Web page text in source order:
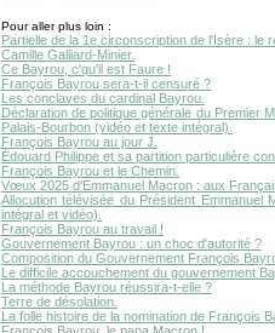
Pour aller plus loin :
Partielle de la 1e circonscription de l'Isère : le
Camille Galliard-Minier.
Ce Bayrou, c'qu'il est Faure !
François Bayrou sera-t-il censuré ?
Les conclaves du cardinal Bayrou.
Déclaration de politique générale du Premier
Palais-Bourbon (vidéo et texte intégral).
François Bayrou au jour J.
Édouard Philippe et sa partition particulière
François Bayrou et le Chemin.
Vœux 2025 d'Emmanuel Macron : aux
Allocution télévisée du Président
intégral et vidéo).
François Bayrou au travail !
Gouvernement Bayrou : un choc d'autorité ?
Composition du Gouvernement François
Le difficile accouchement du gouvernement
La méthode Bayrou réussira-t-elle ?
Terre de désolation.
La folle histoire de la nomination de François
François Bayrou, le papa Macron !